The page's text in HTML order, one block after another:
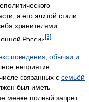
а его элитой стали
хранителями
России [3]
поведения, обычаи и
неприятие
связанных с семьёй
был иметь
менее полный запрет